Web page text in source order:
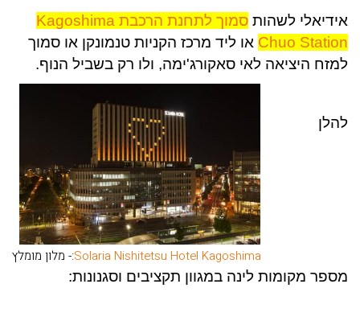
אידיאלי לשהות
סמוך לתחנת הרכבת Kagoshima
Chuo Station או ליד מרכז הקניות טנמונקן או סמוך
למזח היציאה לאי סאקורג'ימה, ולו רק בשביל הנוף.
Solaria Nishitetsu Hotel Kagoshima:- מלון מומלץ
להלן
מספר מקומות לינה במגוון תקציבים וסגנונות: